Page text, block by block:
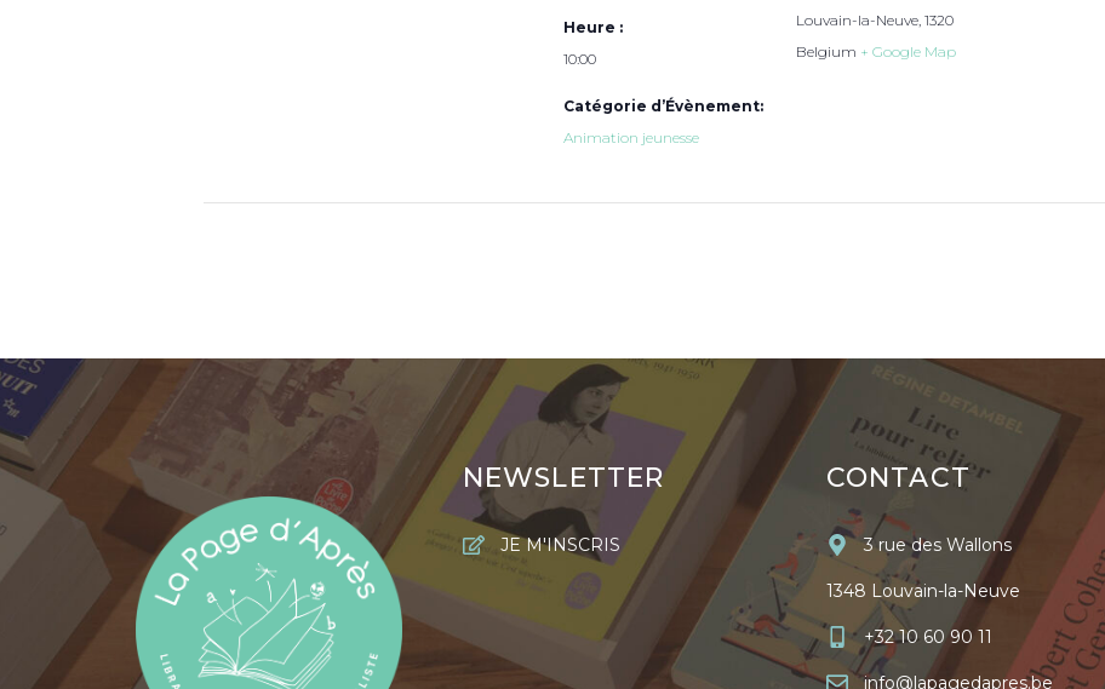
Heure :
10:00
Catégorie d’Évènement:
Animation jeunesse
Louvain-la-Neuve, 1320
Belgium + Google Map
NEWSLETTER
JE M'INSCRIS
CONTACT
3 rue des Wallons
1348 Louvain-la-Neuve
+32 10 60 90 11
info@lapagedapres.be